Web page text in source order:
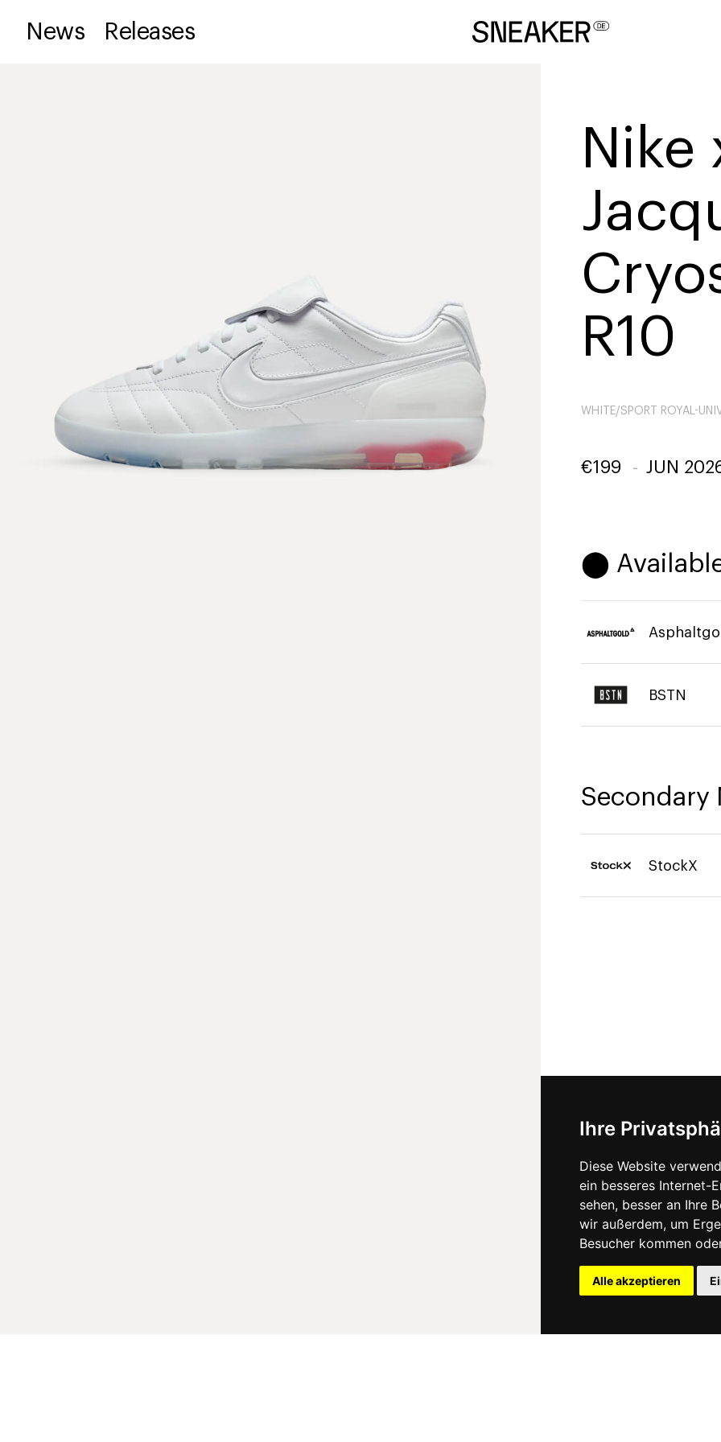
Ihre
Diese Website
ein besseres Internet-
sehen, besser an Ihre
wir außerdem, um
Besucher kommen
Alle akzeptieren
News Releases
Nike
R10
WHITE/SPORT ROYAL-
€199 - JUN
⬤
BSTN
Secondary
StockX